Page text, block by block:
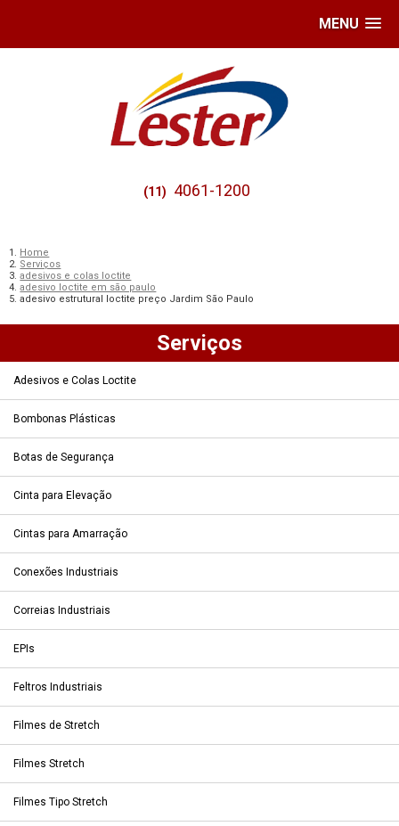
MENU
(11) 4061-1200
Home
Serviços
adesivos e colas loctite
adesivo loctite em são paulo
adesivo estrutural loctite preço Jardim São Paulo
Serviços
Adesivos e Colas Loctite
Bombonas Plásticas
Botas de Segurança
Cinta para Elevação
Cintas para Amarração
Conexões Industriais
Correias Industriais
EPIs
Feltros Industriais
Filmes de Stretch
Filmes Stretch
Filmes Tipo Stretch